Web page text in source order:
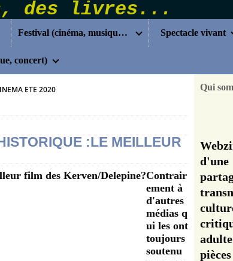
Festival (cinéma, musique...) Spectacle vivant
concert)
ETE 2020
:LE MEILLEUR
Contrair
ement à
d'autres
médias q
ui les ont
toujours
soutenu
Qui